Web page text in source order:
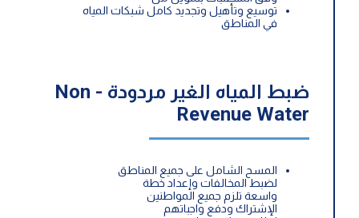
توسيع وتأهيل وتجديد كامل شبكات المياه
في المناطق
ضبط المياه الغير مردودة - Non
Revenue Water
المسح الشامل على جميع المناطق
لضبط المخالفات وإعداد خطة
واسعة تلزم جميع المواطنين
الإشتراك ودفع واجباتهم